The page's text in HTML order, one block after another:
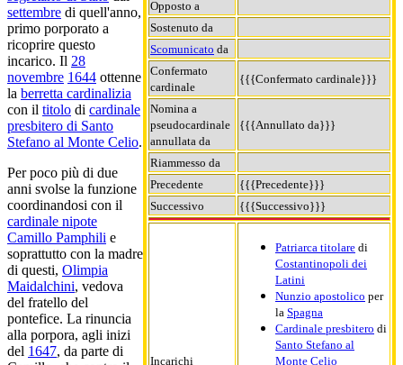
Opposto a
Sostenuto da
Scomunicato da
Confermato
cardinale
{{{Confermato cardinale}}}
Nomina a
pseudocardinale
annullata da
{{{Annullato da}}}
Riammesso da
Precedente
{{{Precedente}}}
Successivo
{{{Successivo}}}
Incarichi
Patriarca titolare di
Costantinopoli dei
Latini
Nunzio apostolico per
la Spagna
Cardinale presbitero di
Santo Stefano al
Monte Celio
settembre di quell'anno,
primo porporato a
ricoprire questo
incarico. Il 28
novembre 1644 ottenne
la berretta cardinalizia
con il titolo di cardinale
presbitero di Santo
Stefano al Monte Celio.
Per poco più di due
anni svolse la funzione
coordinandosi con il
cardinale nipote
Camillo Pamphili e
soprattutto con la madre
di questi, Olimpia
Maidalchini, vedova
del fratello del
pontefice. La rinuncia
alla porpora, agli inizi
del 1647, da parte di